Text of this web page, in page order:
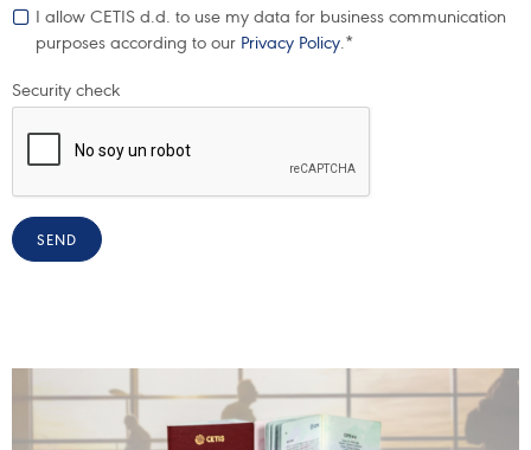
I allow CETIS d.d. to use my data for business communication
purposes according to our Privacy Policy.*
Security check
SEND